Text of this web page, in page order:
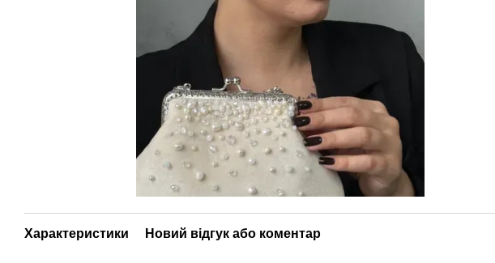
Характеристики Новий відгук або коментар